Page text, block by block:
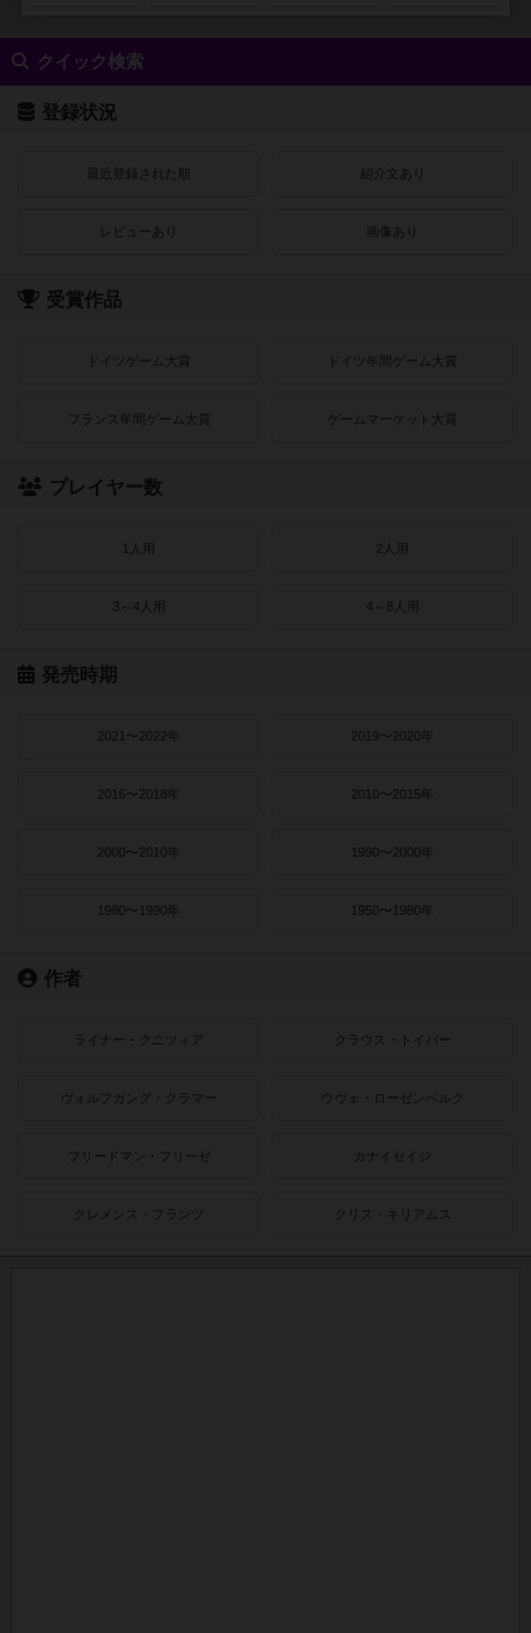
クイック検索
登録状況
最近登録された順 紹介文あり
レビューあり 画像あり
受賞作品
ドイツゲーム大賞 ドイツ年間ゲーム大賞
フランス年間ゲーム大賞 ゲームマーケット大賞
プレイヤー数
1人用 2人用
3～4人用 4～8人用
発売時期
2021〜2022年 2019〜2020年
2016〜2018年 2010〜2015年
2000〜2010年 1990〜2000年
1980〜1990年 1950〜1980年
作者
ライナー・クニツィア クラウス・トイバー
ヴォルフガング・クラマー ウヴェ・ローゼンベルク
フリードマン・フリーゼ カナイセイジ
クレメンス・フランツ クリス・キリアムス